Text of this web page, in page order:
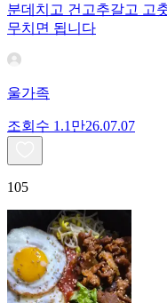
분데치고 건고추갈고 고
무치면 됩니다
울가족
조회수 1.1만26.07.07
105